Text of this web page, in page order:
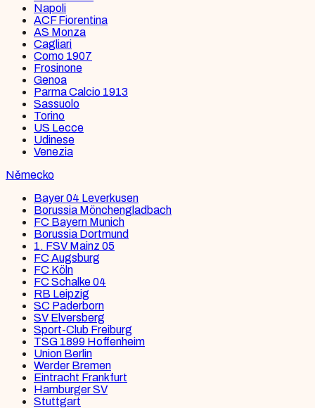
Napoli
ACF Fiorentina
AS Monza
Cagliari
Como 1907
Frosinone
Genoa
Parma Calcio 1913
Sassuolo
Torino
US Lecce
Udinese
Venezia
Německo
Bayer 04 Leverkusen
Borussia Mönchengladbach
FC Bayern Munich
Borussia Dortmund
1. FSV Mainz 05
FC Augsburg
FC Köln
FC Schalke 04
RB Leipzig
SC Paderborn
SV Elversberg
Sport-Club Freiburg
TSG 1899 Hoffenheim
Union Berlin
Werder Bremen
Eintracht Frankfurt
Hamburger SV
Stuttgart